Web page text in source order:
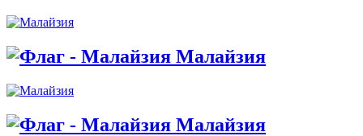
Малайзия
Малайзия